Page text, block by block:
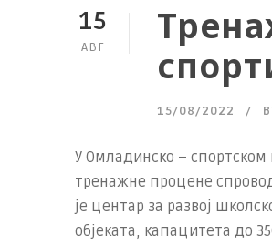
15
АВГ
15/08/2022
У Омладинско –
тренажне процене
је центар за развој
објеката, капацитета до